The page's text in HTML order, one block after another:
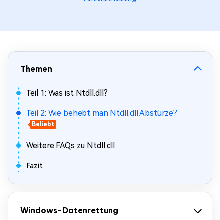
Themen
Teil 1: Was ist Ntdll.dll?
Teil 2: Wie behebt man Ntdll.dll Abstürze?
Beliebt
Weitere FAQs zu Ntdll.dll
Fazit
Windows-Datenrettung